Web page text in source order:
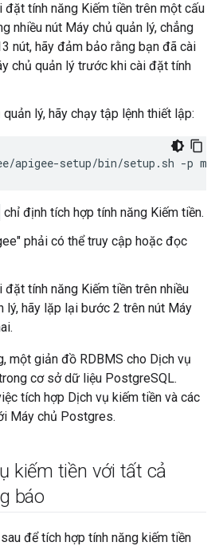
đặt tính năng Kiếm tiền trên một cấu
nhiều nút Máy chủ quản lý, chẳng
nút, hãy đảm bảo rằng bạn đã cài
chủ quản lý trước khi cài đặt tính
lý, hãy chạy tập lệnh thiết lập:
apigee-setup/bin/setup.sh -p
chỉ định tích hợp tính năng Kiếm tiền.
phải có thể truy cập hoặc đọc
đặt tính năng Kiếm tiền trên nhiều
lý, hãy lặp lại bước 2 trên nút Máy
một giản đồ RDBMS cho Dịch vụ
cơ sở dữ liệu PostgreSQL.
tích hợp Dịch vụ kiếm tiền và các
Máy chủ Postgres.
kiếm tiền với tất cả
báo
để tích hợp tính năng kiếm tiền